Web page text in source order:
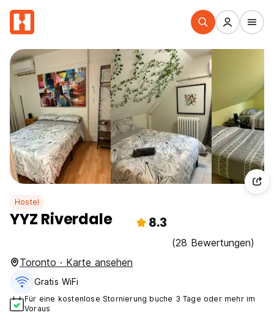
Hostel
YYZ Riverdale 8.3
(28 Bewertungen)
Toronto · Karte ansehen
Gratis WiFi
Für eine kostenlose Stornierung buche 3 Tage oder mehr im
Voraus